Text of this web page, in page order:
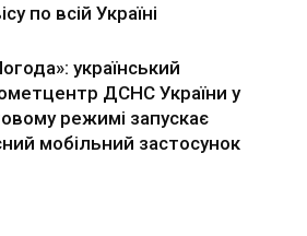
по всій Україні
український
ДСНС України у
режимі запускає
мобільний застосунок